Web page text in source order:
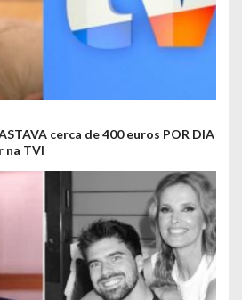
cerca de 400 euros POR DIA
na TVI